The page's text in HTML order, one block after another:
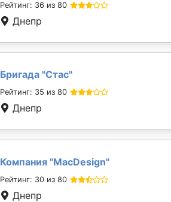
Рейтинг: 36 из 80
Днепр
Бригада "Стас"
Рейтинг: 35 из 80
Днепр
Компания "MacDesign"
Рейтинг: 30 из 80
Днепр